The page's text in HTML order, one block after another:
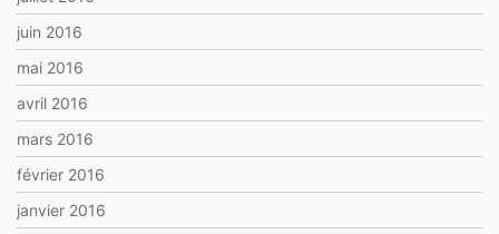
juin 2016
mai 2016
avril 2016
mars 2016
février 2016
janvier 2016